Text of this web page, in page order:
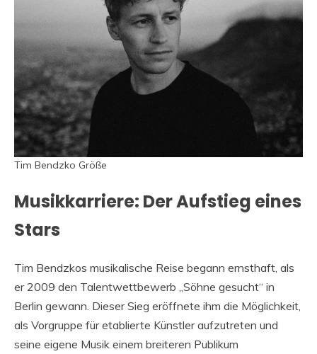
Tim Bendzko Größe
Musikkarriere: Der Aufstieg eines
Stars
Tim Bendzkos musikalische Reise begann ernsthaft, als
er 2009 den Talentwettbewerb „Söhne gesucht“ in
Berlin gewann. Dieser Sieg eröffnete ihm die Möglichkeit,
als Vorgruppe für etablierte Künstler aufzutreten und
seine eigene Musik einem breiteren Publikum